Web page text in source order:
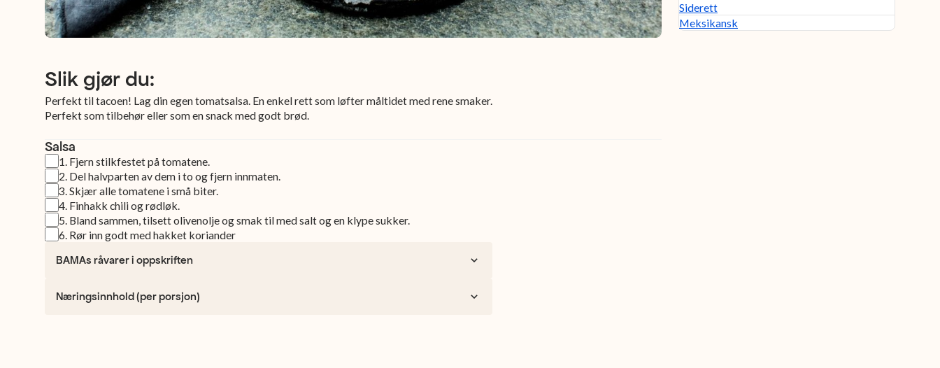
Slik gjør du:
Perfekt til tacoen! Lag din egen tomatsalsa. En enkel rett som løfter måltidet med rene smaker.
Perfekt som tilbehør eller som en snack med godt brød.
Salsa
1. Fjern stilkfestet på tomatene.
2. Del halvparten av dem i to og fjern innmaten.
3.Skjær alle tomatene i små biter.
4. Finhakk chili og rødløk.
5. Bland sammen, tilsett olivenolje og smak til med salt og en klype sukker.
6. Rør inn godt med hakket koriander
BAMAs råvarer i oppskriften
Næringsinnhold (per porsjon)
Siderett
Meksikansk